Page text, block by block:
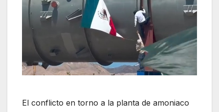
El conflicto en torno a la planta de amoniaco